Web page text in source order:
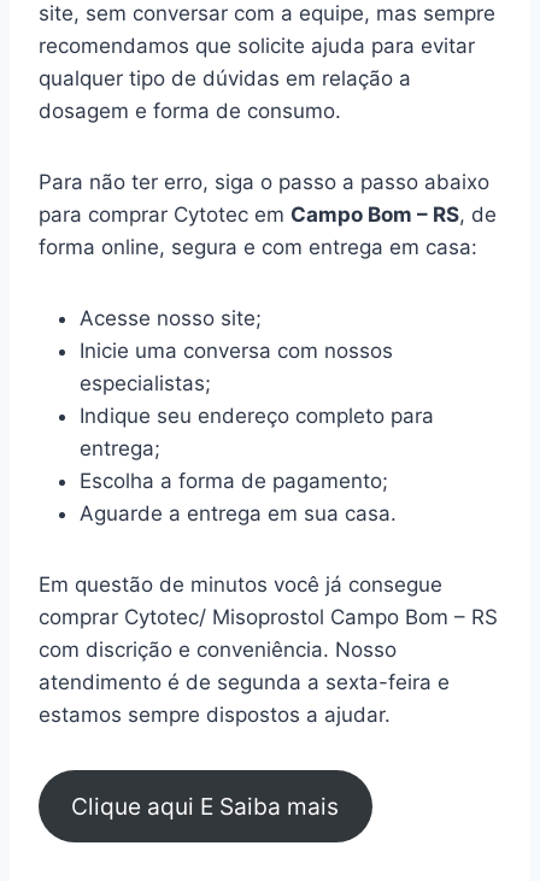
site, sem conversar com a equipe, mas sempre
recomendamos que solicite ajuda para evitar
qualquer tipo de dúvidas em relação a
dosagem e forma de consumo.
Para não ter erro, siga o passo a passo abaixo
para comprar Cytotec em Campo Bom – RS, de
forma online, segura e com entrega em casa:
Acesse nosso site;
Inicie uma conversa com nossos
especialistas;
Indique seu endereço completo para
entrega;
Escolha a forma de pagamento;
Aguarde a entrega em sua casa.
Em questão de minutos você já consegue
comprar Cytotec/ Misoprostol Campo Bom – RS
com discrição e conveniência. Nosso
atendimento é de segunda a sexta-feira e
estamos sempre dispostos a ajudar.
Clique aqui E Saiba mais